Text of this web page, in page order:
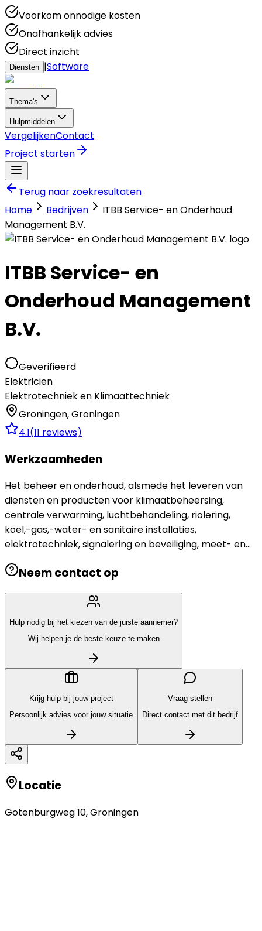
Voorkom onnodige kosten
Onafhankelijk advies
Direct inzicht
Diensten |Software
Thema's
Hulpmiddelen
VergelijkenContact
Project starten
Terug naar zoekresultaten
Home
Bedrijven
ITBB Service- en Onderhoud
Management B.V.
ITBB Service- en
Onderhoud Management
B.V.
Geverifieerd
Elektricien
Elektrotechniek en Klimaattechniek
Groningen,Groningen
4.1(11 reviews)
Werkzaamheden
Het beheer en onderhoud, alsmede het leveren van
diensten en producten voor klimaatbeheersing,
centrale verwarming, luchtbehandeling, riolering,
koel,-gas,-water- en sanitaire installaties,
elektrotechniek, signalering en beveiliging, meet- en...
Neem contact op
Hulp nodig bij het kiezen van de juiste aannemer?
Wij helpen je de beste keuze te maken
Krijg hulp bij jouw project
Persoonlijk advies voor jouw situatie
Vraag stellen
Direct contact met dit bedrijf
Locatie
Gotenburgweg 10,Groningen